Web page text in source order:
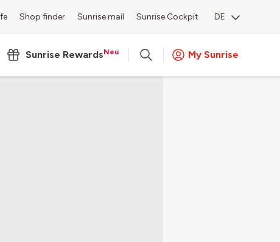
Shop finder Sunrise mail Sunrise Cockpit DE
Sunrise RewardsNeu My Sunrise